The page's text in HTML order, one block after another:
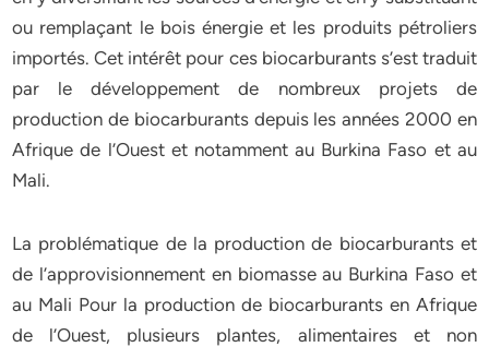
ou remplaçant le bois énergie et les produits pétroliers
importés. Cet intérêt pour ces biocarburants s’est traduit
par le développement de nombreux projets de
production de biocarburants depuis les années 2000 en
Afrique de l’Ouest et notamment au Burkina Faso et au
Mali.
La problématique de la production de biocarburants et
de l’approvisionnement en biomasse au Burkina Faso et
au Mali Pour la production de biocarburants en Afrique
de l’Ouest, plusieurs plantes, alimentaires et non